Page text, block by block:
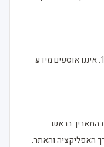
אינו מיועד לילדים מתחת לגיל 13. איננו אוספים מידע
בראש
האפליקציה והאתר.